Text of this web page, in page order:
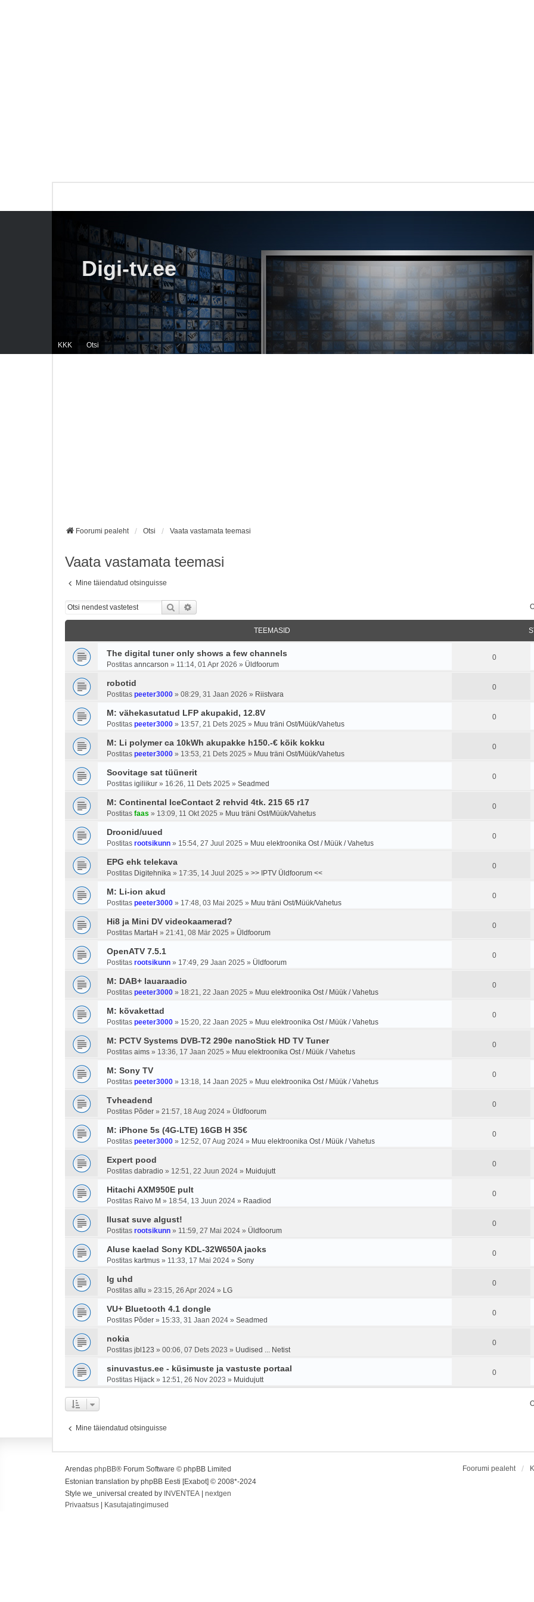
KKK Otsi
Digi-tv.ee
Foorumi pealeht Otsi Vaata vastamata teemasi
Vaata vastamata teemasi
Mine täiendatud otsinguisse
Otsi
TEEMASID
The digital tuner only shows a few channels
Postitas anncarson » 11:14, 01 Apr 2026 » Üldfoorum
0
robotid
Postitas peeter3000 » 08:29, 31 Jaan 2026 » Riistvara
0
M: vähekasutatud LFP akupakid, 12.8V
Postitas peeter3000 » 13:57, 21 Dets 2025 » Muu träni Ost/Müük/Vahetus
0
M: Li polymer ca 10kWh akupakke h150.-€ kõik kokku
Postitas peeter3000 » 13:53, 21 Dets 2025 » Muu träni Ost/Müük/Vahetus
0
Soovitage sat tüünerit
Postitas igiliikur » 16:26, 11 Dets 2025 » Seadmed
0
M: Continental IceContact 2 rehvid 4tk. 215 65 r17
Postitas faas » 13:09, 11 Okt 2025 » Muu träni Ost/Müük/Vahetus
0
Droonid/uued
Postitas rootsikunn » 15:54, 27 Juul 2025 » Muu elektroonika Ost / Müük / Vahetus
0
EPG ehk telekava
Postitas Digitehnika » 17:35, 14 Juul 2025 » >> IPTV Üldfoorum <<
0
M: Li-ion akud
Postitas peeter3000 » 17:48, 03 Mai 2025 » Muu träni Ost/Müük/Vahetus
0
Hi8 ja Mini DV videokaamerad?
Postitas MartaH » 21:41, 08 Mär 2025 » Üldfoorum
0
OpenATV 7.5.1
Postitas rootsikunn » 17:49, 29 Jaan 2025 » Üldfoorum
0
M: DAB+ lauaraadio
Postitas peeter3000 » 18:21, 22 Jaan 2025 » Muu elektroonika Ost / Müük / Vahetus
0
M: kõvakettad
Postitas peeter3000 » 15:20, 22 Jaan 2025 » Muu elektroonika Ost / Müük / Vahetus
0
M: PCTV Systems DVB-T2 290e nanoStick HD TV Tuner
Postitas aims » 13:36, 17 Jaan 2025 » Muu elektroonika Ost / Müük / Vahetus
0
M: Sony TV
Postitas peeter3000 » 13:18, 14 Jaan 2025 » Muu elektroonika Ost / Müük / Vahetus
0
Tvheadend
Postitas Põder » 21:57, 18 Aug 2024 » Üldfoorum
0
M: iPhone 5s (4G-LTE) 16GB H 35€
Postitas peeter3000 » 12:52, 07 Aug 2024 » Muu elektroonika Ost / Müük / Vahetus
0
Expert pood
Postitas dabradio » 12:51, 22 Juun 2024 » Muidujutt
0
Hitachi AXM950E pult
Postitas Raivo M » 18:54, 13 Juun 2024 » Raadiod
0
Ilusat suve algust!
Postitas rootsikunn » 11:59, 27 Mai 2024 » Üldfoorum
0
Aluse kaelad Sony KDL-32W650A jaoks
Postitas kartmus » 11:33, 17 Mai 2024 » Sony
0
lg uhd
Postitas allu » 23:15, 26 Apr 2024 » LG
0
VU+ Bluetooth 4.1 dongle
Postitas Põder » 15:33, 31 Jaan 2024 » Seadmed
0
nokia
Postitas jbl123 » 00:06, 07 Dets 2023 » Uudised ... Netist
0
sinuvastus.ee - küsimuste ja vastuste portaal
Postitas Hijack » 12:51, 26 Nov 2023 » Muidujutt
0
Mine täiendatud otsinguisse
Foorumi pealeht
Arendas phpBB® Forum Software © phpBB Limited
Estonian translation by phpBB Eesti [Exabot] © 2008*-2024
Style we_universal created by INVENTEA
nextgen
Privaatsus
Kasutajatingimused